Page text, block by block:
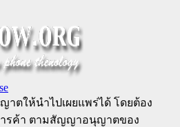
ตให้นำไปเผยแพร่ได้ โดยต้อง
ารค้า ตามสัญญาอนุญาตของ